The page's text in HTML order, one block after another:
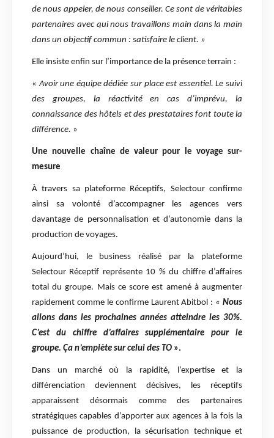
de nous appeler, de nous conseiller. Ce sont de véritables
partenaires avec qui nous travaillons main dans la main
dans un objectif commun : satisfaire le client. »
Elle insiste enfin sur l’importance de la présence terrain :
«Avoir une équipe dédiée sur place est essentiel. Le suivi
des groupes, la réactivité en cas d’imprévu, la
connaissance des hôtels et des prestataires font toute la
différence. »
Une nouvelle chaîne de valeur pour le voyage sur-
mesure
À travers sa plateforme Réceptifs, Selectour confirme
ainsi sa volonté d’accompagner les agences vers
davantage de personnalisation et d’autonomie dans la
production de voyages.
Aujourd’hui, le business réalisé par la plateforme
Selectour Réceptif représente 10 % du chiffre d’affaires
total du groupe. Mais ce score est amené à augmenter
rapidement comme le confirme Laurent Abitbol : « Nous
allons dans les prochaines années atteindre les 30%.
C’est du chiffre d’affaires supplémentaire pour le
groupe. Ça n’empiète sur celui des TO ».
Dans un marché où la rapidité, l’expertise et la
différenciation deviennent décisives, les réceptifs
apparaissent désormais comme des partenaires
stratégiques capables d’apporter aux agences à la fois la
puissance de production, la sécurisation technique et